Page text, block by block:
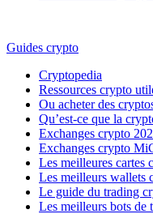
Guides crypto
Cryptopedia
Ressources crypto
Ou acheter des
Qu’est-ce que la
Exchanges crypto
Exchanges crypto
Les meilleures cartes
Les meilleurs wallets
Le guide du trading
Les meilleurs bots de